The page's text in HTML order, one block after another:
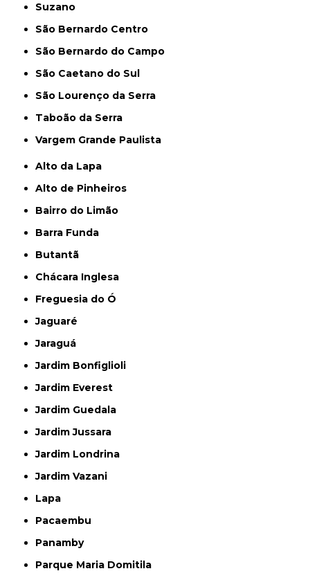
Suzano
São Bernardo Centro
São Bernardo do Campo
São Caetano do Sul
São Lourenço da Serra
Taboão da Serra
Vargem Grande Paulista
Alto da Lapa
Alto de Pinheiros
Bairro do Limão
Barra Funda
Butantã
Chácara Inglesa
Freguesia do Ó
Jaguaré
Jaraguá
Jardim Bonfiglioli
Jardim Everest
Jardim Guedala
Jardim Jussara
Jardim Londrina
Jardim Vazani
Lapa
Pacaembu
Panamby
Parque Maria Domitila